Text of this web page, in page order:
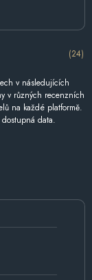
(24)
v následujících
v různých recenzních
na každé platformě.
data.